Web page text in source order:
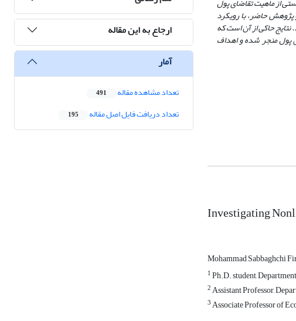
از ماهیت تقاضای پول
پژوهش حاضر، با رویکرد
نتایج حاکی از آن است که
پول منجر شده و اهداف
Investigating
Mohammad Sabbaghchi
1Ph.D. student,
2Assistant Professor,
3Associate Professor of
ارجاع به این مقاله
آمار
تعداد مشاهده مقاله 491
تعداد دریافت فایل اصل مقاله 195